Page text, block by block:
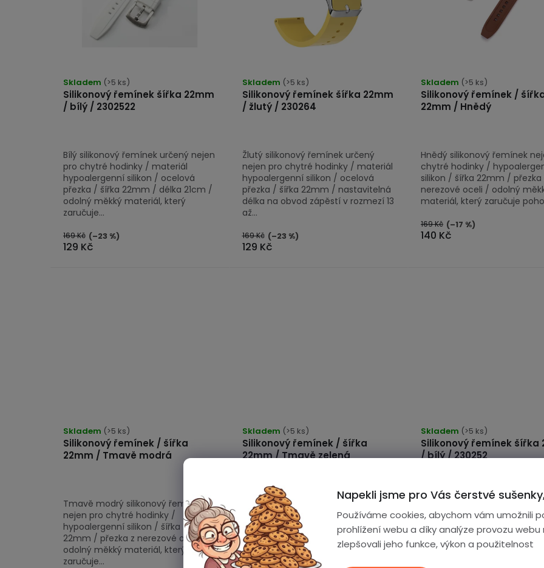
Napekli jsme pro Vás čerstvé
Používáme cookies, abychom vám umožnili
prohlížení webu a díky analýze provozu webu
zlepšovali jeho funkce, výkon a použitelnost
Silikonový řemínek šířka 22mm
/ bílý / 2302522
Skladem (>5 ks)
129 Kč
169 Kč (–23 %)
Bílý silikonový řemínek určený nejen
pro chytré hodinky / materiál
hypoalergenní silikon / ocelová
přezka / šířka 22mm / délka 21cm /
odolný měkký materiál, který
zaručuje...
Silikonový řemínek šířka 22mm
/ žlutý / 230264
Skladem (>5 ks)
129 Kč
169 Kč (–23 %)
Žlutý silikonový řemínek určený
nejen pro chytré hodinky / materiál
hypoalergenní silikon / ocelová
přezka / šířka 22mm / nastavitelná
délka na obvod zápěstí v rozmezí 13
až...
Silikonový řemínek /
22mm / Hnědý
Skladem (>5 ks)
140 Kč
169 Kč (–17 %)
Hnědý silikonový řemínek
chytré hodinky /
silikon / šířka 22mm / přezka
nerezové oceli / odolný
materiál, který zaručuje
Silikonový řemínek / šířka
22mm / Tmavě modrá
Skladem (>5 ks)
Tmavě modrý silikonový řemínek
nejen pro chytré hodinky /
hypoalergenní silikon / šířka
22mm / přezka z nerezové oceli /
odolný měkký materiál, který
zaručuje...
Silikonový řemínek / šířka
22mm / Tmavě zelená
Skladem (>5 ks)
Tmavě zelený silikonový řemínek
nejen pro chytré hodinky /
hypoalergenní silikon / šířka
22mm / přezka z nerezové oceli /
odolný měkký materiál, který
zaručuje...
Silikonový řemínek šířka
/ bílý / 230252
Skladem (>5 ks)
Bílý silikonový řemínek
pro chytré hodinky /
hypoalergenní silikon /
přezka / šířka 22mm /
délka na obvod zápěstí v